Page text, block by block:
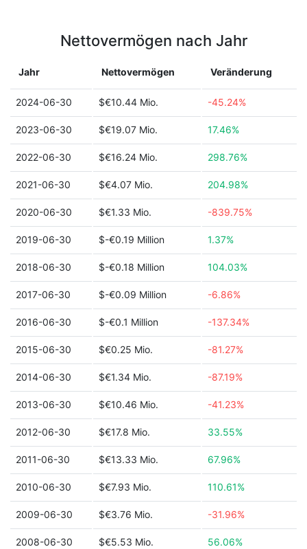
Nettovermögen nach Jahr
Jahr Nettovermögen Veränderung
2024-06-30 $€10.44 Mio. -45.24%
2023-06-30 $€19.07 Mio. 17.46%
2022-06-30 $€16.24 Mio. 298.76%
2021-06-30 $€4.07 Mio. 204.98%
2020-06-30 $€1.33 Mio. -839.75%
2019-06-30 $-€0.19 Million 1.37%
2018-06-30 $-€0.18 Million 104.03%
2017-06-30 $-€0.09 Million -6.86%
2016-06-30 $-€0.1 Million -137.34%
2015-06-30 $€0.25 Mio. -81.27%
2014-06-30 $€1.34 Mio. -87.19%
2013-06-30 $€10.46 Mio. -41.23%
2012-06-30 $€17.8 Mio. 33.55%
2011-06-30 $€13.33 Mio. 67.96%
2010-06-30 $€7.93 Mio. 110.61%
2009-06-30 $€3.76 Mio. -31.96%
2008-06-30 $€5.53 Mio. 56.06%